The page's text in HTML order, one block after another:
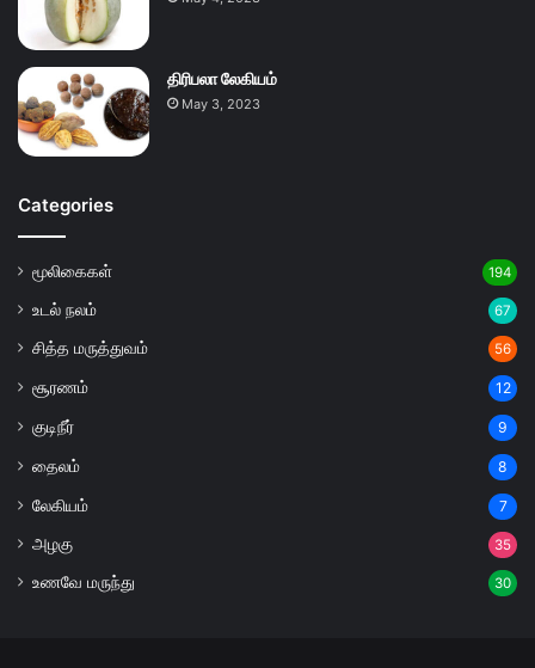
திரிபலா லேகியம்
May 3, 2023
Categories
மூலிகைகள் 194
உடல் நலம் 67
சித்த மருத்துவம் 56
சூரணம் 12
குடிநீர் 9
தைலம் 8
லேகியம் 7
அழகு 35
உணவே மருந்து 30